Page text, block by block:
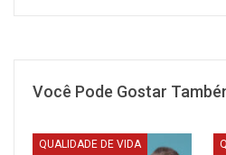
Você Pode Gostar
QUALIDADE DE VIDA